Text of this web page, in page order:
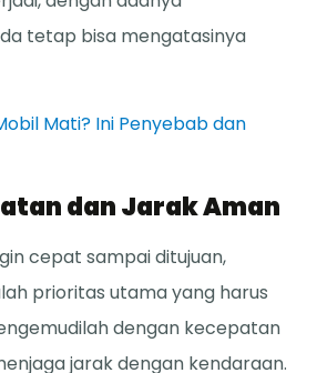
tetap bisa mengatasinya
Mati? Ini Penyebab dan
dan Jarak Aman
cepat sampai ditujuan,
prioritas utama yang harus
dengan kecepatan
jarak dengan kendaraan.